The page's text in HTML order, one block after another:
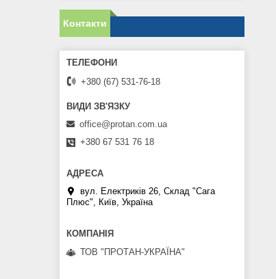
Контакти
+380 (67) 531-76-18
office@protan.com.ua
+380 67 531 76 18
вул. Електриків 26, Склад "Сага
Плюс", Київ, Україна
ТОВ "ПРОТАН-УКРАЇНА"